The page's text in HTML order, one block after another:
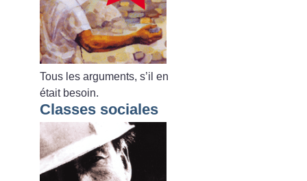
Tous les arguments, s’il en
était besoin.
Classes sociales